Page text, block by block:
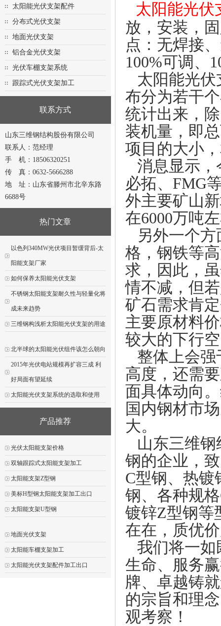
太阳能光伏支架配件
分布式光伏支架
地面光伏支架
铝合金光伏支架
光伏车棚支架系统
跟踪式光伏支架加工
联系方式
山东三维钢结构股份有限公司
联系人：范经理
手 机：18506320251
传 真：0632-5666288
地 址：山东省滕州市北辛东路
6688号
热门文章
以色列340MW光伏项目暂缓背后-太
阳能支架厂家
如何保养太阳能光伏支架
不锈钢太阳能支架耐久性与轻量化将
成未来趋势
三维钢构浅析太阳能光伏支架的用途
北半球的太阳能光伏组件该怎么朝向
2015年光伏电站规模再扩容三成 利
好局面有望延续
太阳能光伏支架系统的选取和使用
产品推荐
光伏太阳能支架价格
双轴跟踪式太阳能支架加工
太阳能支架Z型钢
美标H型钢太阳能支架加工出口
太阳能支架U型钢
地面光伏支架
太阳能车棚支架加工
太阳能光伏支架配件加工出口
太阳能光伏
放，安装，
点：无焊接
100%可调、
太阳能光伏
布分为若干
统计出来，
装机量，即
项目的大小
消息显示，
必拓、FMG
外主要矿山
在6000万吨
另外一个方
格，钢铁等
求，因此，
情不减，但
矿石需求肯
主要原材料
较大的下行
整体上会强
高度，还需
面具体动向
国内钢材市
大。
山东三维钢
钢的企业，
C型钢、热镀
钢、各种规
镀锌Z型钢等
在在，质优
我们将一如
生命、服务
牌、卓越铸
的宗旨和理
观考察！